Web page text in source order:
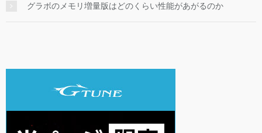
グラボのメモリ増量版はどのくらい性能があがるのか